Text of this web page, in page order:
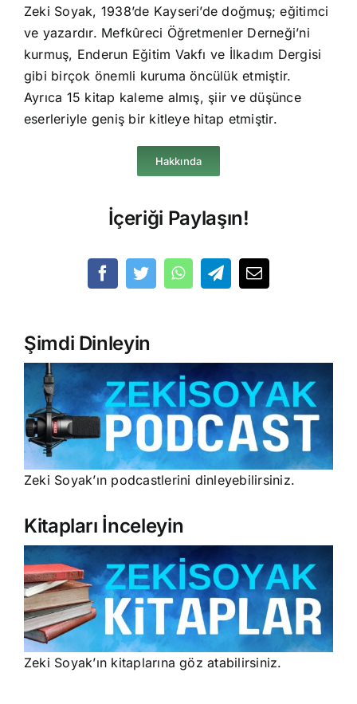
Zeki Soyak, 1938’de Kayseri’de doğmuş; eğitimci
ve yazardır. Mefkûreci Öğretmenler Derneği’ni
kurmuş, Enderun Eğitim Vakfı ve İlkadım Dergisi
gibi birçok önemli kuruma öncülük etmiştir.
Ayrıca 15 kitap kaleme almış, şiir ve düşünce
eserleriyle geniş bir kitleye hitap etmiştir.
Hakkında
İçeriği Paylaşın!
Şimdi Dinleyin
Zeki Soyak’ın podcastlerini dinleyebilirsiniz.
Kitapları İnceleyin
Zeki Soyak’ın kitaplarına göz atabilirsiniz.